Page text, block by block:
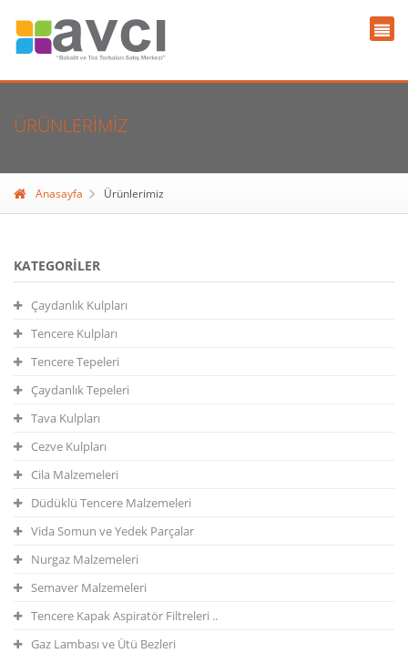
ÜRÜNLERIMIZ
Anasayfa Ürünlerimiz
KATEGORILER
Çaydanlık Kulpları
Tencere Kulpları
Tencere Tepeleri
Çaydanlık Tepeleri
Tava Kulpları
Cezve Kulpları
Cila Malzemeleri
Düdüklü Tencere Malzemeleri
Vida Somun ve Yedek Parçalar
Nurgaz Malzemeleri
Semaver Malzemeleri
Tencere Kapak Aspiratör Filtreleri ..
Gaz Lambası ve Ütü Bezleri